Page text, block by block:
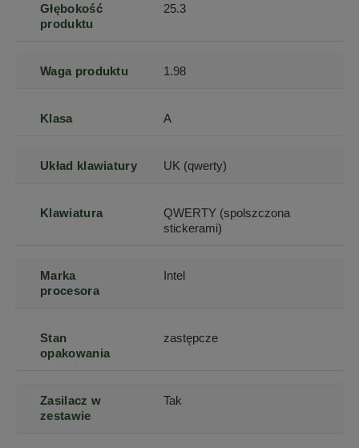
Głębokość
produktu
25.3
Waga produktu 1.98
Klasa A
Układ klawiatury UK (qwerty)
Klawiatura
QWERTY (spolszczona
stickerami)
Marka
procesora
Intel
Stan
opakowania
zastępcze
Zasilacz w
zestawie
Tak